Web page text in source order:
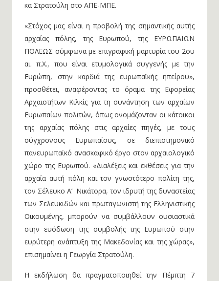
κα Στρατούλη στο ΑΠΕ-ΜΠΕ.
«Στόχος μας είναι η προβολή της σημαντικής αυτής
αρχαίας πόλης, της Ευρωπού, της ΕΥΡΩΠΑΙΩΝ
ΠΟΛΕΩΣ σύμφωνα με επιγραφική μαρτυρία του 2ου
αι. π.Χ., που είναι ετυμολογικά συγγενής με την
Ευρώπη, στην καρδιά της ευρωπαϊκής ηπείρου»,
προσθέτει, αναφέροντας το όραμα της Εφορείας
Αρχαιοτήτων Κιλκίς για τη συνάντηση των αρχαίων
Ευρωπαίων πολιτών, όπως ονομάζονταν οι κάτοικοι
της αρχαίας πόλης στις αρχαίες πηγές, με τους
σύγχρονους Ευρωπαίους, σε διεπιστημονικό
πανευρωπαϊκό ανασκαφικό έργο στον αρχαιολογικό
χώρο της Ευρωπού. «Διαλέξεις και εκθέσεις για την
αρχαία αυτή πόλη και τον γνωστότερο πολίτη της,
τον Σέλευκο Α’ Νικάτορα, τον ιδρυτή της δυναστείας
των Σελευκιδών και πρωταγωνιστή της Ελληνιστικής
Οικουμένης, μπορούν να συμβάλλουν ουσιαστικά
στην ευόδωση της συμβολής της Ευρωπού στην
ευρύτερη ανάπτυξη της Μακεδονίας και της χώρας»,
επισημαίνει η Γεωργία Στρατούλη.
Η εκδήλωση θα πραγματοποιηθεί την Πέμπτη 7